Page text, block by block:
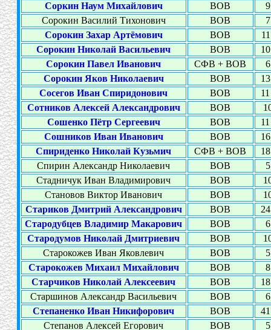
Соркин Наум Михайлович
ВОВ
Сорокин Василий Тихонович
ВОВ
Сорокин Захар Артёмович
ВОВ
Сорокин Николай Васильевич
ВОВ
Сорокин Павел Иванович
СФВ + ВОВ
Сорокин Яков Николаевич
ВОВ
Сосегов Иван Спиридонович
ВОВ
Сотников Алексей Александрович
ВОВ
Сошенко Пётр Сергеевич
ВОВ
Сошников Иван Иванович
ВОВ
Спириденко Николай Кузьмич
СФВ + ВОВ
Спирин Александр Николаевич
ВОВ
Стадничук Иван Владимирович
ВОВ
Становов Виктор Иванович
ВОВ
Стариков Дмитрий Александрович
ВОВ
Стародубцев Владимир Макарович
ВОВ
Стародумов Николай Дмитриевич
ВОВ
Старокожев Иван Яковлевич
ВОВ
Старокожев Михаил Михайлович
ВОВ
Старчиков Николай Алексеевич
ВОВ
Старшинов Александр Васильевич
ВОВ
Степаненко Иван Никифорович
ВОВ
Степанов Алексей Егорович
ВОВ